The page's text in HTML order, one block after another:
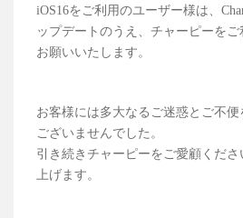
iOS16をご利用のユーザー様は、
ップデートのうえ、チャーピーを
お願いいたします。
お客様には多大なるご迷惑とご不
ございませんでした。
引き続きチャーピーをご愛顧くだ
上げます。